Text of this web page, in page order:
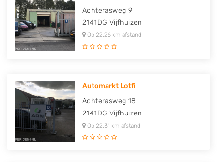
Achterasweg 9
2141DG Vijfhuizen
Op 22,26 km afstand
Automarkt Lotfi
Achterasweg 18
2141DG Vijfhuizen
Op 22,31 km afstand